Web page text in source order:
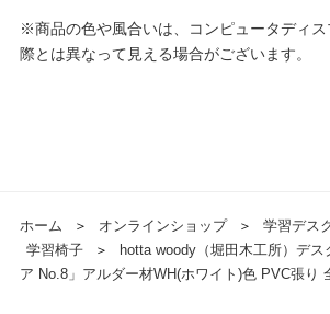
※商品の色や風合いは、コンピュータディ
際とは異なって見える場合がございます。
ホーム ＞ オンラインショップ ＞ 学習デス
学習椅子
＞
hotta woody（堀田木工所）デス
ア No.8」アルダー材WH(ホワイト)色 PVC張り